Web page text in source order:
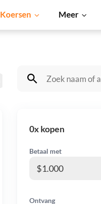
Koersen Meer
Solana BNB
0x kopen
Betaal met
Ontvang